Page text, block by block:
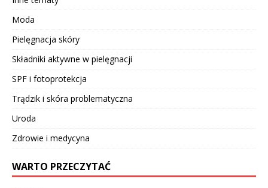
Moda
Pielęgnacja skóry
Składniki aktywne w pielęgnacji
SPF i fotoprotekcja
Trądzik i skóra problematyczna
Uroda
Zdrowie i medycyna
WARTO PRZECZYTAĆ